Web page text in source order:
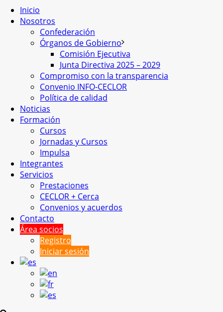
Inicio
Nosotros
Confederación
Órganos de Gobierno
Comisión Ejecutiva
Junta Directiva 2025 – 2029
Compromiso con la transparencia
Convenio INFO-CECLOR
Política de calidad
Noticias
Formación
Cursos
Jornadas y Cursos
Impulsa
Integrantes
Servicios
Prestaciones
CECLOR + Cerca
Convenios y acuerdos
Contacto
Área socios
Registro
Iniciar sesión